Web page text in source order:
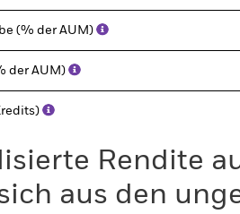
(% der AUM)
der AUM)
Rendite
aus den